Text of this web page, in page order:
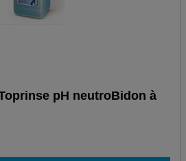
pH neutroBidon à